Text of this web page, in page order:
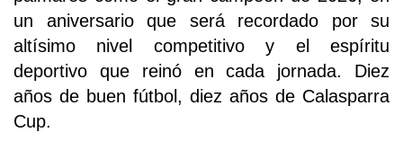
un aniversario que será recordado por su
altísimo nivel competitivo y el espíritu
deportivo que reinó en cada jornada. Diez
años de buen fútbol, diez años de Calasparra
Cup.